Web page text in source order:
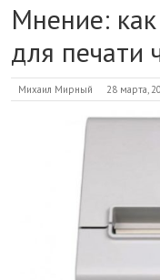
Мнение:
для печати
Михаил Мирный 28 марта,